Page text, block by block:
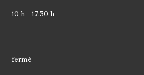
10 h - 17.30 h
fermé